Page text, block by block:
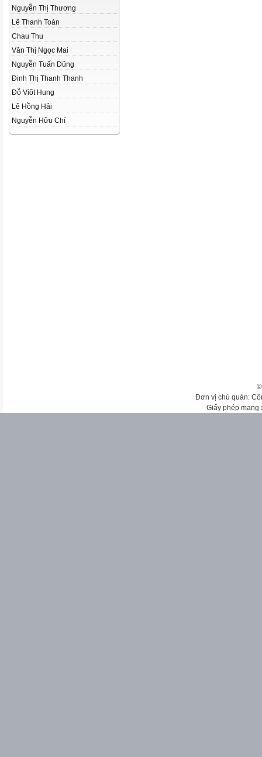
Nguyễn Thị Thương
Lê Thanh Toàn
Chau Thu
Văn Thị Ngọc Mai
Nguyễn Tuấn Dũng
Đinh Thị Thanh Thanh
Đỗ Viõt Hung
Lê Hồng Hải
Nguyễn Hữu Chí
Đơn vị chủ quản:
Giấy phép mạng